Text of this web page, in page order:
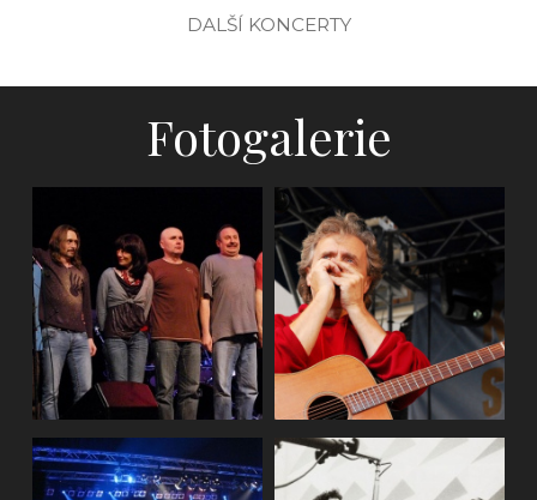
DALŠÍ KONCERTY
Fotogalerie
Uherský Brod, DK
(2011)
Natáčení DVD